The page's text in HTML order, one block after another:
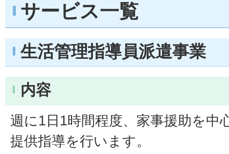
サービス一覧
生活管理指導員派遣事業
内容
週に1日1時間程度、家事援助を中
提供指導を行います。